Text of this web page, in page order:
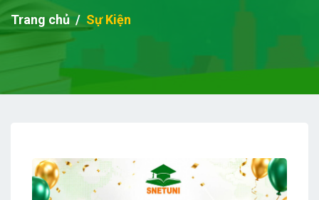
Trang chủ Sự Kiện